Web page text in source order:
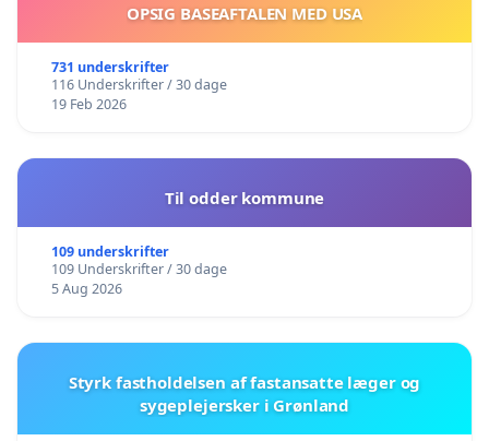
OPSIG BASEAFTALEN MED USA
731 underskrifter
116 Underskrifter / 30 dage
19 Feb 2026
Til odder kommune
109 underskrifter
109 Underskrifter / 30 dage
5 Aug 2026
Styrk fastholdelsen af fastansatte læger og
sygeplejersker i Grønland